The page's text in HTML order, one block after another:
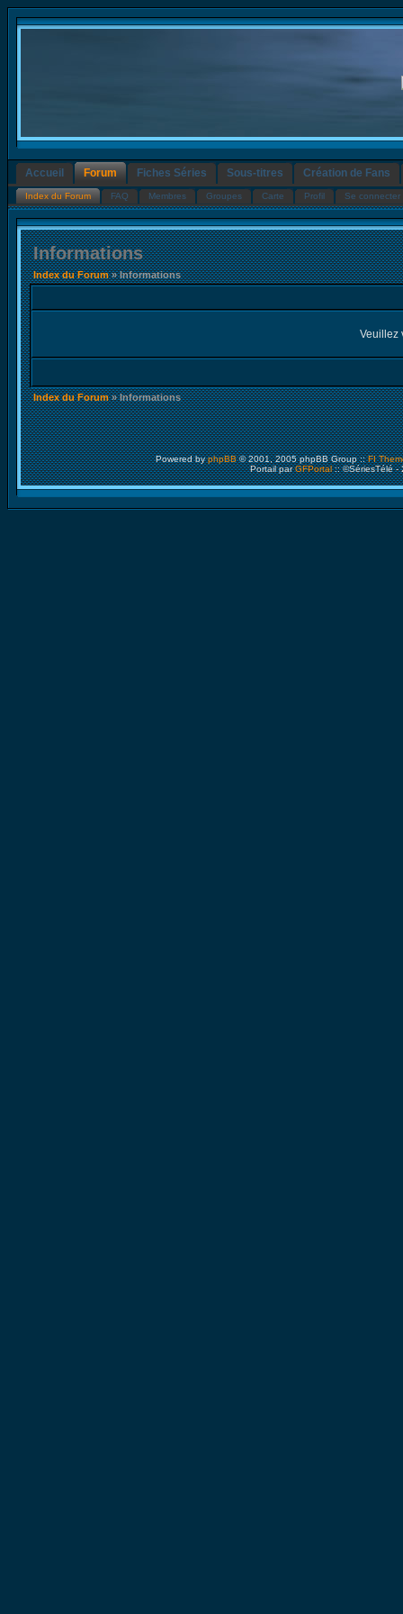
Accueil Forum Fiches Séries Sous-titres Création de Fans
Index du Forum FAQ Membres Groupes Carte Profil Se connecter
Informations
Index du Forum» Informations
Veuillez
Index du Forum» Informations
Powered byphpBB© 2001, 2005 phpBB Group ::FI
Portail parGFPortal:: ©SériesTélé -